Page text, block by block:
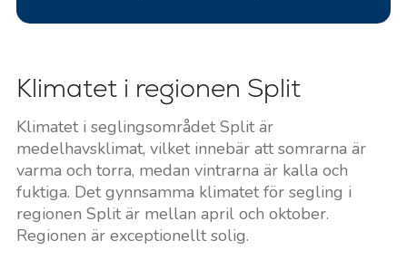
Klimatet i regionen Split
Klimatet i seglingsområdet Split är
medelhavsklimat, vilket innebär att somrarna är
varma och torra, medan vintrarna är kalla och
fuktiga. Det gynnsamma klimatet för segling i
regionen Split är mellan april och oktober.
Regionen är exceptionellt solig.